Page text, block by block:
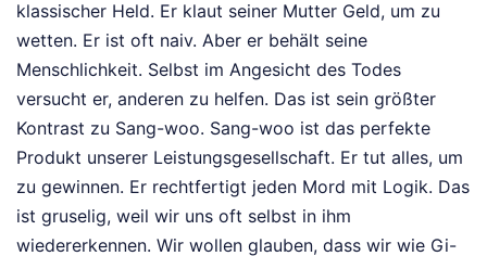
klassischer Held. Er klaut seiner Mutter Geld, um zu
wetten. Er ist oft naiv. Aber er behält seine
Menschlichkeit. Selbst im Angesicht des Todes
versucht er, anderen zu helfen. Das ist sein größter
Kontrast zu Sang-woo. Sang-woo ist das perfekte
Produkt unserer Leistungsgesellschaft. Er tut alles, um
zu gewinnen. Er rechtfertigt jeden Mord mit Logik. Das
ist gruselig, weil wir uns oft selbst in ihm
wiedererkennen. Wir wollen glauben, dass wir wie Gi-